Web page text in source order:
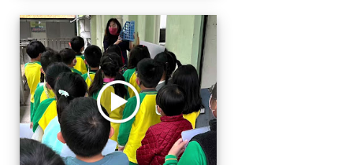
二年級特色餐